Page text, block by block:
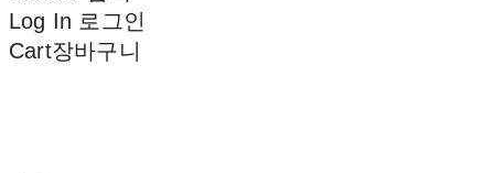
Log In 로그인
Cart장바구니